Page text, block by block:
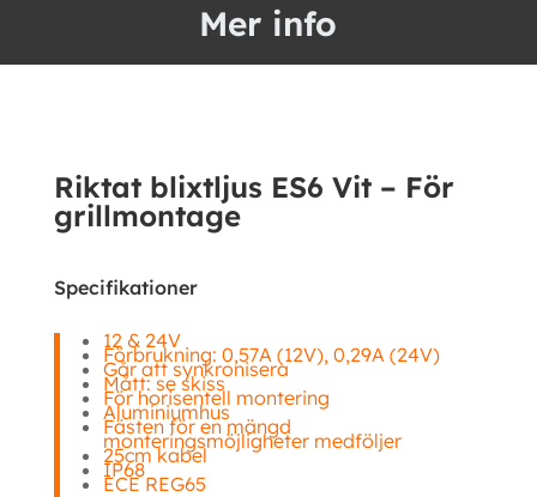
För
Mer info
Riktat blixtljus ES6 Vit – För
grillmontage
Specifikationer
12 & 24V
Förbrukning: 0,57A (12V), 0,29A (24V)
Går att synkronisera
Mått: se skiss
För horisentell montering
Aluminiumhus
Fästen för en mängd
monteringsmöjligheter medföljer
25cm kabel
IP68
ECE REG65